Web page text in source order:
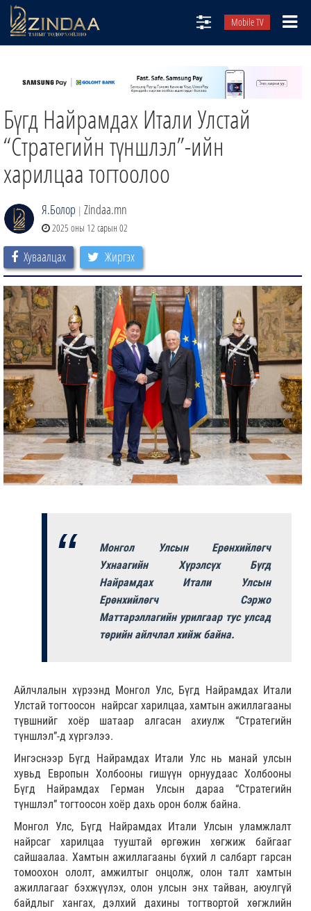
Mobile TV
ТВ8
ӨГЛӨӨНИЙ СОНИН
АУДИО ЗОХИОЛ
ЗИНДАА СЭТГҮҮЛ
Бүгд Найрамдах Итали Улстай
“Стратегийн түншлэл”-ийн
харилцаа тогтоолоо
Я.Болор | Zindaa.mn
2025 оны 12 сарын 02
Хуваалцах Жиргэх
Монгол Улсын Ерөнхийлөгч
Ухнаагийн Хүрэлсүх Бүгд
Найрамдах Итали Улсын
Ерөнхийлөгч Сэржо
Маттарэллагийн урилгаар тус улсад
төрийн айлчлал хийж байна.
Айлчлалын хүрээнд Монгол Улс, Бүгд Найрамдах Итали
Улстай тогтоосон найрсаг харилцаа, хамтын ажиллагааны
түвшнийг хоёр шатаар алгасан ахиулж “Стратегийн
түншлэл”-д хүргэлээ.
Ингэснээр Бүгд Найрамдах Итали Улс нь манай улсын
хувьд Европын Холбооны гишүүн орнуудаас Холбооны
Бүгд Найрамдах Герман Улсын дараа “Стратегийн
түншлэл” тогтоосон хоёр дахь орон болж байна.
Монгол Улс, Бүгд Найрамдах Итали Улсын уламжлалт
найрсаг харилцаа тууштай өргөжин хөгжиж байгааг
сайшаалаа. Хамтын ажиллагааны бүхий л салбарт гарсан
томоохон ололт, амжилтыг онцолж, олон талт хамтын
ажиллагааг бэхжүүлэх, олон улсын энх тайван, аюулгүй
байдлыг хангах, дэлхий дахины тогтвортой хөгжлийн